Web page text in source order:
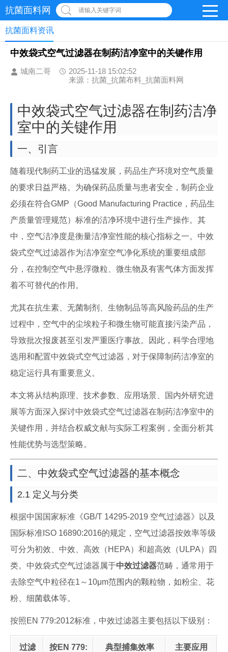
抗菌面料网 请输入关键字词
抗菌面料资讯
中效袋式空气过滤器在制药洁净室中的关键作用
城南二哥
2025-11-18 15:02:52
来源：抗菌_抗菌布料_抗菌面料网
中效袋式空气过滤器在制药洁净
室中的关键作用
一、引言
随着现代制药工业的迅猛发展，药品生产环境对空气质量
的要求日益严格。为确保药品质量与患者安全，制药企业
必须在符合GMP（Good Manufacturing Practice，药品生
产质量管理规范）标准的洁净环境中进行生产操作。其
中，空气洁净度是衡量洁净室性能的核心指标之一。中效
袋式空气过滤器作为洁净室空气净化系统的重要组成部
分，在控制空气中悬浮微粒、微生物及有害气体方面发挥
着不可替代的作用。
尤其在抗生素、无菌制剂、生物制品等高风险药品的生产
过程中，空气中的尘埃粒子和微生物可能直接污染产品，
导致批次报废甚至引发严重医疗事故。因此，科学合理地
选用和配置中效袋式空气过滤器，对于保障制药洁净室的
稳定运行具有重要意义。
本文将从结构原理、技术参数、应用场景、国内外研究进
展等方面深入探讨中效袋式空气过滤器在制药洁净室中的
关键作用，并结合权威文献与实际工程案例，全面分析其
性能优势与选型策略。
二、中效袋式空气过滤器的基本概念
2.1 定义与分类
根据中国国家标准《GB/T 14295-2019 空气过滤器》以及
国际标准ISO 16890:2016的规定，空气过滤器按效率等级
可分为初效、中效、高效（HEPA）和超高效（ULPA）四
类。中效袋式空气过滤器属于中效过滤器范畴，通常用于
去除空气中粒径在1～10μm范围内的颗粒物，如粉尘、花
粉、细菌载体等。
按照EN 779:2012标准，中效过滤器主要包括以下级别：
过滤
按EN 779:
典型捕集效率
主要应用